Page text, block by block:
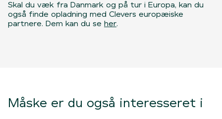
Skal du væk fra Danmark og på tur i Europa, kan du
også finde opladning med Clevers europæiske
partnere. Dem kan du se her.
Måske er du også interesseret i